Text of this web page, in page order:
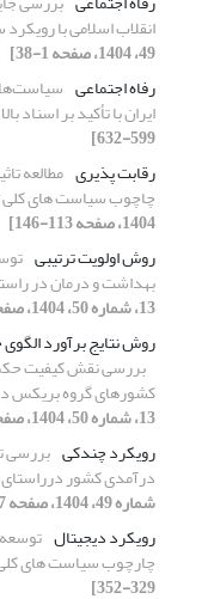
انقلاب اسلامی با
49، 1404، صفحه 1-38]
رفاه اجتماعی
ایران با تأکید بر اسناد
599-632]
رقابت پذیری مطالعه
چاچوب سیاست های کلی
1404، صفحه 113-146]
روش اولویت ترتیبی
بهداشت و درمان در
13، شماره 50، 1404، صفحه 443-466]
روش نتایج برآورد
بررسی نقش کیفیت
کشورهای گروه بریکس
13، شماره 50، 1404، صفحه 467-496]
رویکرد چندکی بررسی
درآمدی کشور
شماره 49، 1404، صفحه 147-178]
رویکرد دیجیتال
چارچوب سیاست های
329-352]